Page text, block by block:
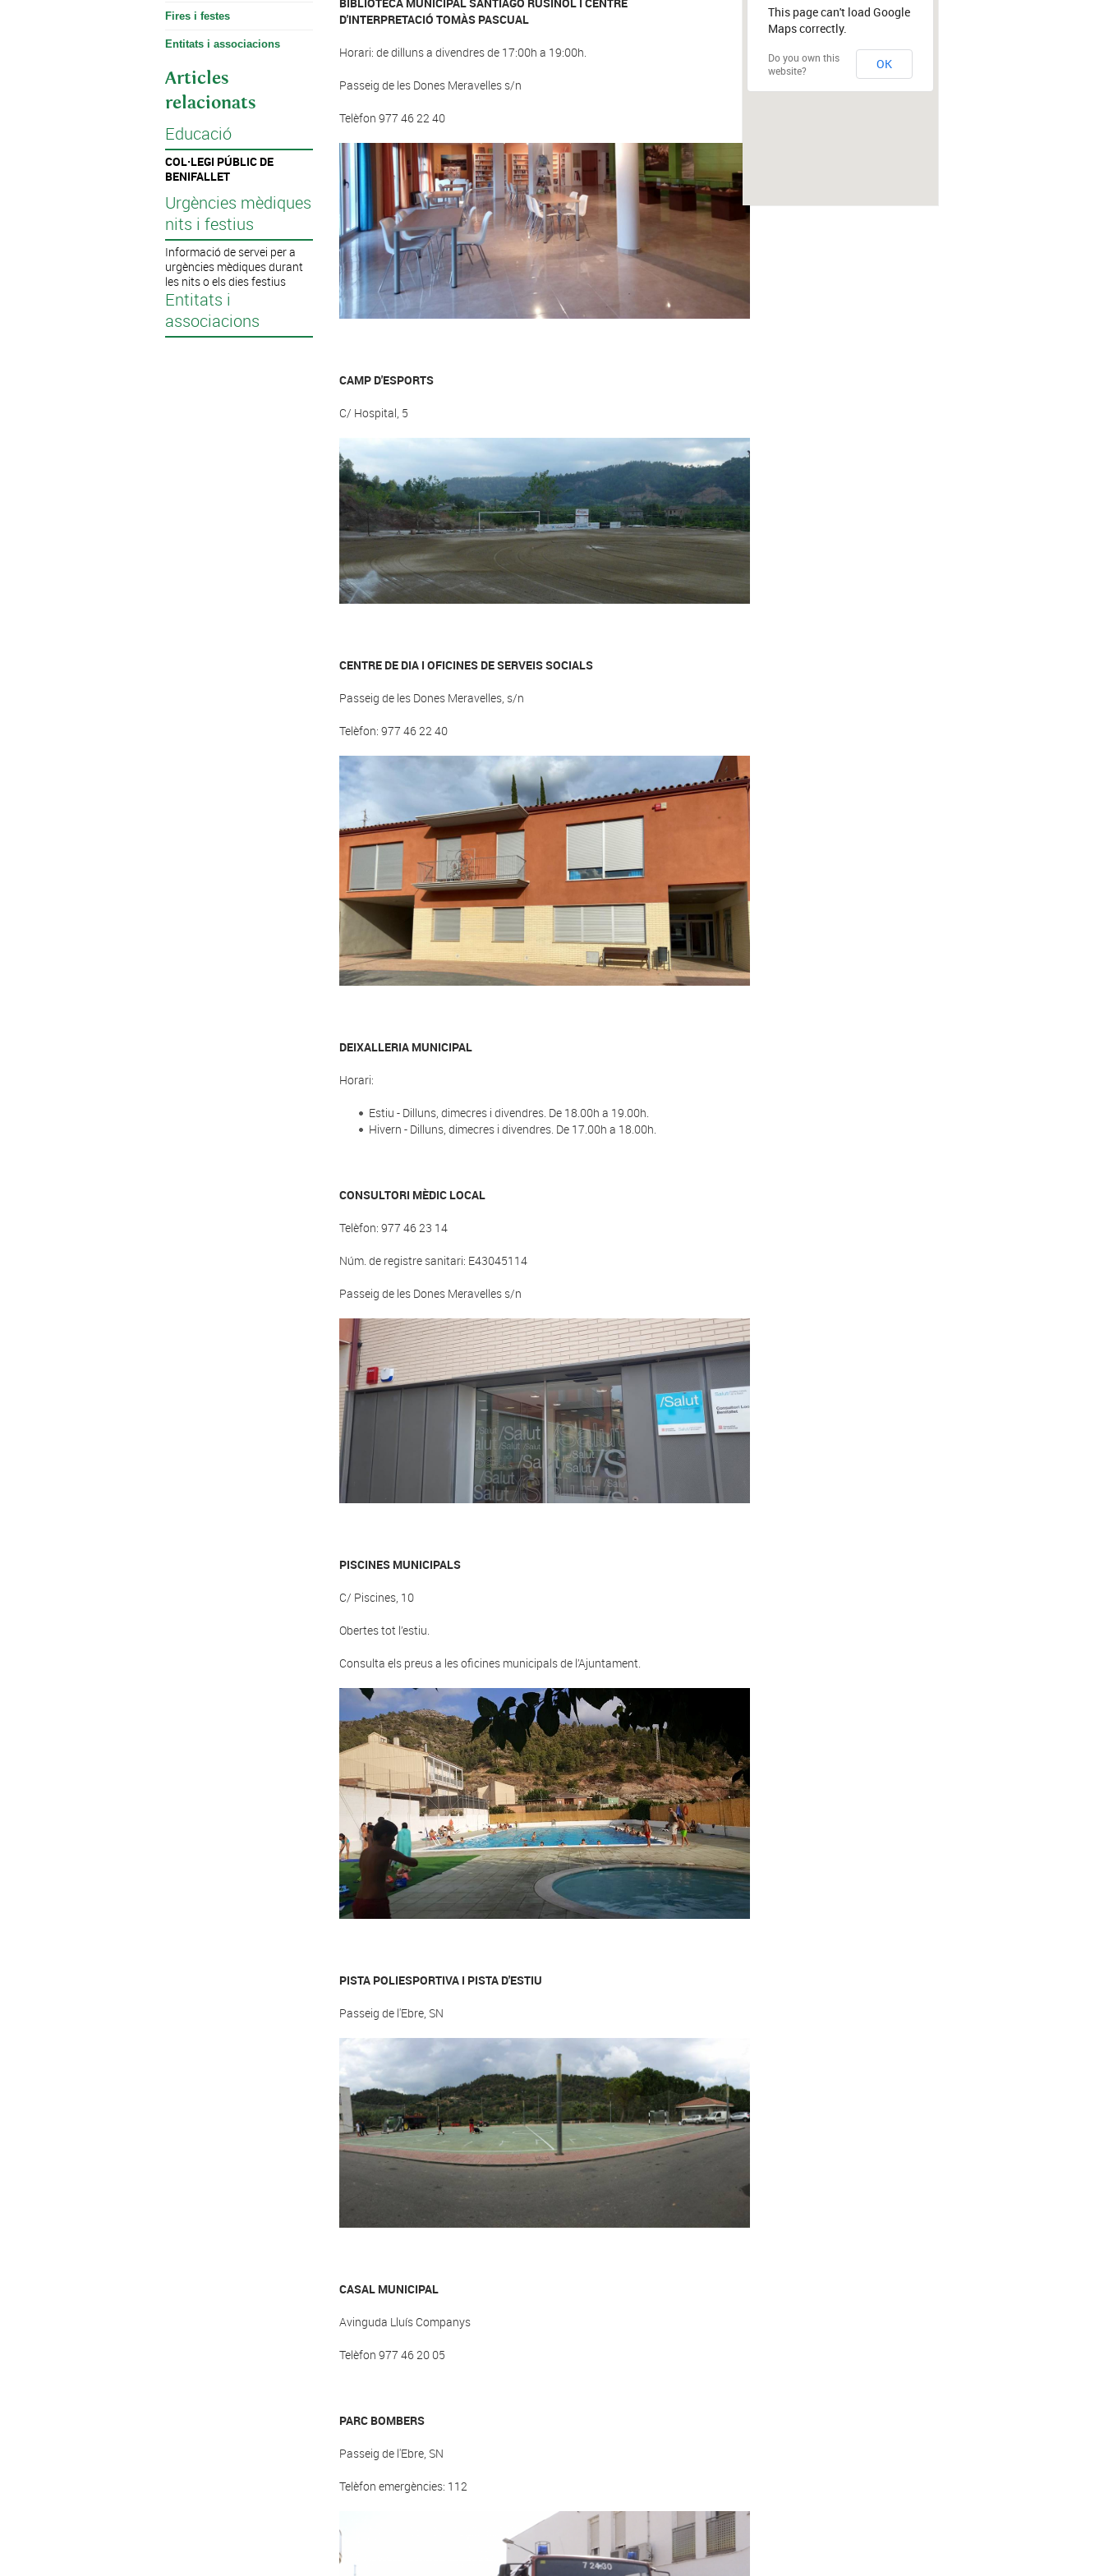
Fires i festes
Entitats i associacions
Articles
relacionats
Educació
COL·LEGI PÚBLIC DE
BENIFALLET
Urgències mèdiques
nits i festius
Informació de servei per a
urgències mèdiques durant
les nits o els dies festius
Entitats i
associacions
This page can't load Google
Maps correctly.
Do you own this
website?
OK
D'INTERPRETACIÓ TOMÀS PASCUAL
Horari: de dilluns a divendres de 17:00h a 19:00h.
Passeig de les Dones Meravelles s/n
Telèfon 977 46 22 40
CAMP D'ESPORTS
C/ Hospital, 5
CENTRE DE DIA I OFICINES DE SERVEIS SOCIALS
Passeig de les Dones Meravelles, s/n
Telèfon: 977 46 22 40
DEIXALLERIA MUNICIPAL
Horari:
Estiu - Dilluns, dimecres i divendres. De 18.00h a 19.00h.
Hivern - Dilluns, dimecres i divendres. De 17.00h a 18.00h.
CONSULTORI MÈDIC LOCAL
Telèfon: 977 46 23 14
Núm. de registre sanitari: E43045114
Passeig de les Dones Meravelles s/n
PISCINES MUNICIPALS
C/ Piscines, 10
Obertes tot l’estiu.
Consulta els preus a les oficines municipals de l’Ajuntament.
PISTA POLIESPORTIVA I PISTA D'ESTIU
Passeig de l'Ebre, SN
CASAL MUNICIPAL
Avinguda Lluís Companys
Telèfon 977 46 20 05
PARC BOMBERS
Passeig de l'Ebre, SN
Telèfon emergències: 112